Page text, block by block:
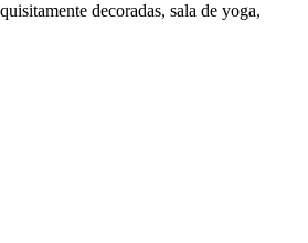
decoradas, sala de yoga,